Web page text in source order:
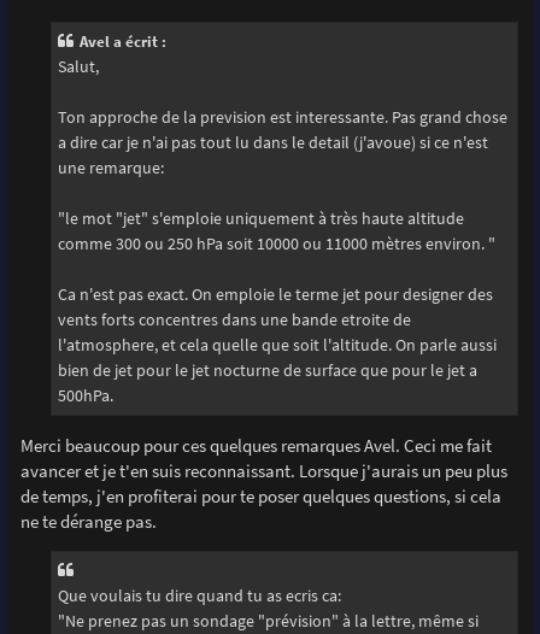
Avel a écrit :
Salut,
Ton approche de la prevision est interessante. Pas grand chose
a dire car je n'ai pas tout lu dans le detail (j'avoue) si ce n'est
une remarque:
"le mot "jet" s'emploie uniquement à très haute altitude
comme 300 ou 250 hPa soit 10000 ou 11000 mètres environ. "
Ca n'est pas exact. On emploie le terme jet pour designer des
vents forts concentres dans une bande etroite de
l'atmosphere, et cela quelle que soit l'altitude. On parle aussi
bien de jet pour le jet nocturne de surface que pour le jet a
500hPa.
Merci beaucoup pour ces quelques remarques Avel. Ceci me fait
avancer et je t'en suis reconnaissant. Lorsque j'aurais un peu plus
de temps, j'en profiterai pour te poser quelques questions, si cela
ne te dérange pas.
Que voulais tu dire quand tu as ecris ca:
"Ne prenez pas un sondage "prévision" à la lettre, même si